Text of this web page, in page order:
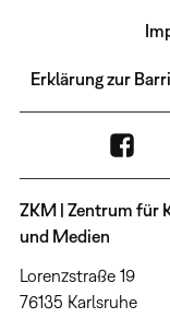
Erklärung zur
ZKM | Zentrum für
und Medien
Lorenzstraße 19
76135 Karlsruhe